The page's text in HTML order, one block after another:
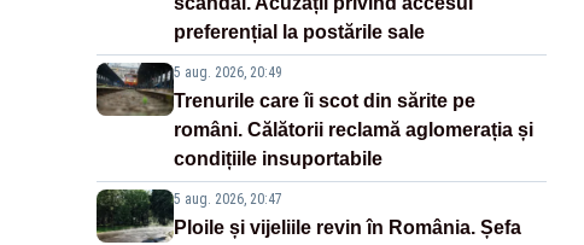
preferențial la postările sale
5 aug. 2026, 20:49
Trenurile care îi scot din sărite pe
români. Călătorii reclamă aglomerația și
condițiile insuportabile
5 aug. 2026, 20:47
Ploile și vijeliile revin în România. Șefa